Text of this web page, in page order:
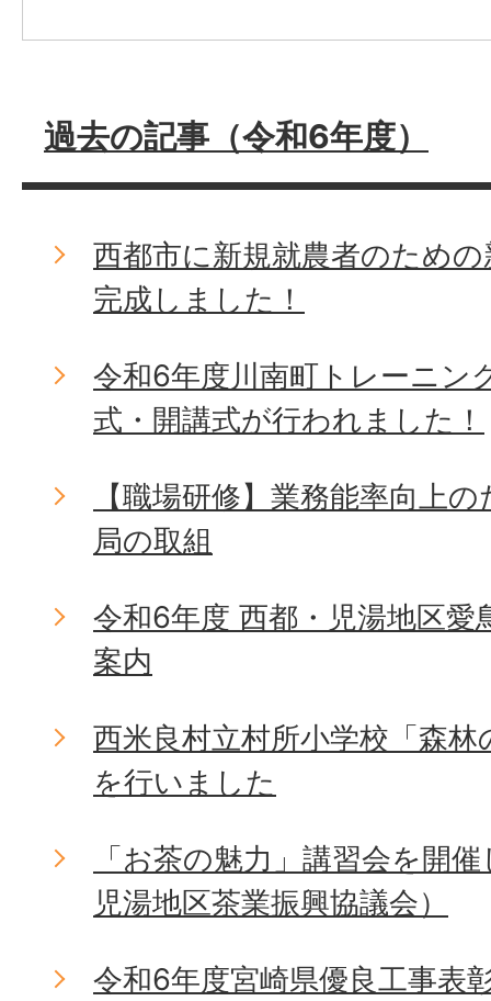
過去の記事（令和6年度）
西都市に新規就農者のため
完成しました！
令和6年度川南町トレーニン
式・開講式が行われました！
【職場研修】業務能率向上
局の取組
令和6年度 西都・児湯地区愛
案内
西米良村立村所小学校「森
を行いました
「お茶の魅力」講習会を開
児湯地区茶業振興協議会）
令和6年度宮崎県優良工事表